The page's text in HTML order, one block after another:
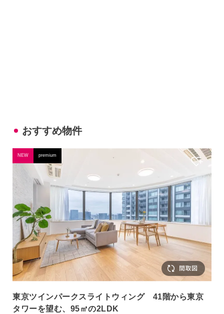
おすすめ物件
NEW premium
東京ツインパークスライトウィング 41階から東京
タワーを望む、95㎡の2LDK